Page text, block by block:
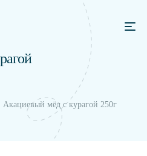
Акациевый мёд с курагой 250г